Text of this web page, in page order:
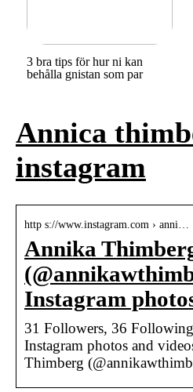
3 bra tips för hur ni kan
behålla gnistan som par
Annica
instagram
http s://www.instagram.com › anni…
Annika
Instagram
31 Followers, 36
Instagram photos and
Thimberg